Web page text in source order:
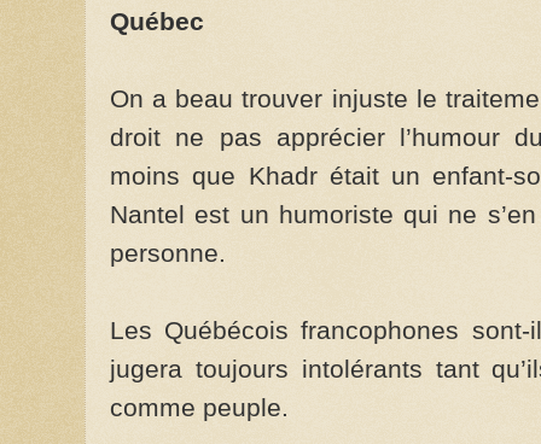
Québec
On a beau trouver injuste le
droit ne pas apprécier l’humour
moins que Khadr était un enfant-
Nantel est un humoriste qui ne
personne.
Les Québécois francophones
jugera toujours intolérants tant
comme peuple.